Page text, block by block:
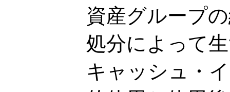
資産グループ
処分によって
キャッシュ・